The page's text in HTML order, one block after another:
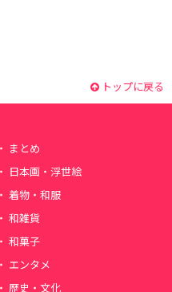
トップに戻る
まとめ
日本画・浮世絵
着物・和服
和雑貨
和菓子
エンタメ
歴史・文化